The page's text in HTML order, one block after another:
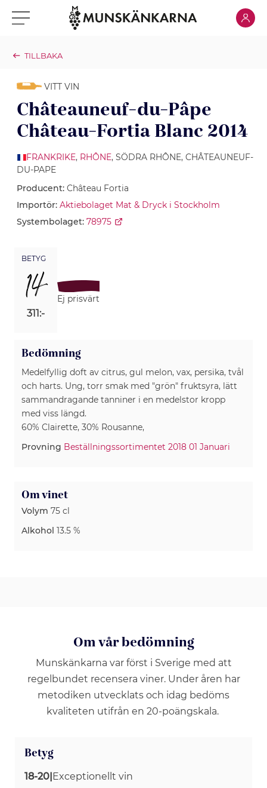
Klicka för meny Klicka
TILLBAKA
VITT VIN
Châteauneuf-du-Pâpe
Château-Fortia Blanc 2014
FRANKRIKE, RHÔNE, SÖDRA RHÔNE, CHÂTEAUNEUF-
DU-PAPE
Producent: Château Fortia
Importör: Aktiebolaget Mat & Dryck i Stockholm
Systembolaget: 78975
BETYG
14
311:-
Ej prisvärt
Bedömning
Medelfyllig doft av citrus, gul melon, vax, persika, tvål
och harts. Ung, torr smak med "grön" fruktsyra, lätt
sammandragande tanniner i en medelstor kropp
med viss längd.
60% Clairette, 30% Rousanne,
Provning Beställningssortimentet 2018 01 Januari
Om vinet
Volym 75 cl
Alkohol 13.5 %
Om vår bedömning
Munskänkarna var först i Sverige med att
regelbundet recensera viner. Under åren har
metodiken utvecklats och idag bedöms
kvaliteten utifrån en 20-poängskala.
Betyg
18-20 Exceptionellt vin